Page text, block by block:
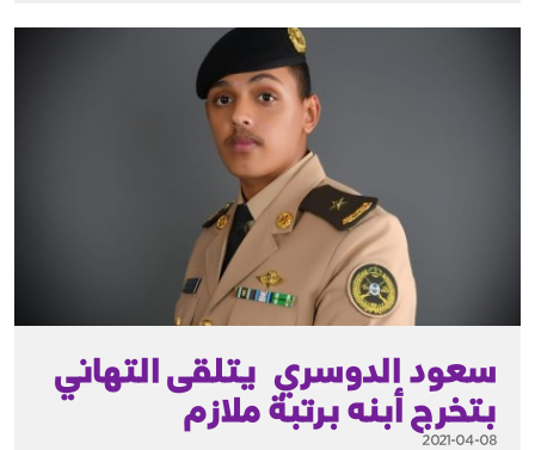
سعود الدوسري يتلقى التهاني
بتخرج أبنه برتبة ملازم
2021-04-08